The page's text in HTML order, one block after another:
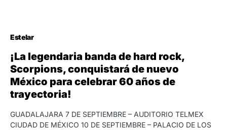
Estelar
¡La legendaria banda de hard rock,
Scorpions, conquistará de nuevo
México para celebrar 60 años de
trayectoria!
GUADALAJARA 7 DE SEPTIEMBRE – AUDITORIO TELMEX
CIUDAD DE MÉXICO 10 DE SEPTIEMBRE – PALACIO DE LOS